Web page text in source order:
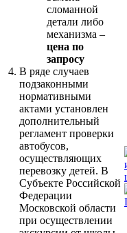
сломанной
детали либо
механизма –
цена по
запросу
В ряде случаев
подзаконными
нормативными
актами установлен
дополнительный
регламент проверки
автобусов,
осуществляющих
перевозку детей. В
Субъекте Российской
Федерации
Московской области
при осуществлении